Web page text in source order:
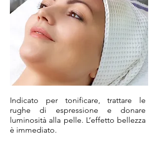
Indicato per tonificare, trattare le
rughe di espressione e donare
luminosità alla pelle. L’effetto bellezza
è immediato.